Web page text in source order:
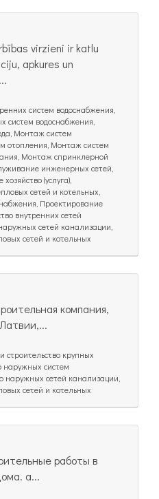
virzieni ir katlu
apkures un
систем водоснабжения,
систем водоснабжения,
Монтаж систем
отопления, Монтаж систем
Монтаж спринклерной
инженерных сетей,
(услуга),
сетей и котельных,
Проектирование
внутренних сетей
сетей канализации,
сетей и котельных
компания,
строительство крупных
наружных систем
наружных сетей канализации,
сетей и котельных
работы в
а...